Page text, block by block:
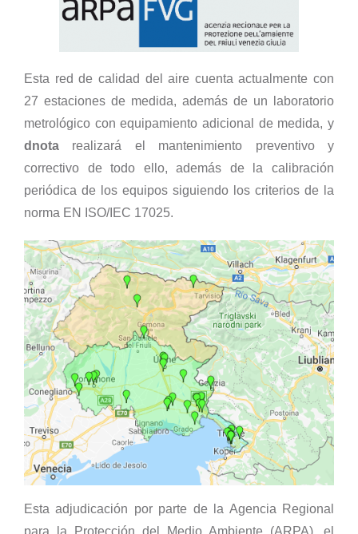
Esta red de calidad del aire cuenta actualmente con
27 estaciones de medida, además de un laboratorio
metrológico con equipamiento adicional de medida, y
dnota realizará el mantenimiento preventivo y
correctivo de todo ello, además de la calibración
periódica de los equipos siguiendo los criterios de la
norma EN ISO/IEC 17025.
Esta adjudicación por parte de la Agencia Regional
para la Protección del Medio Ambiente (ARPA), el